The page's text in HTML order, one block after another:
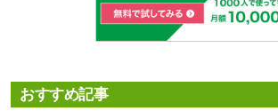
おすすめ記事